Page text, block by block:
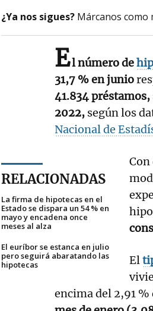
¿Ya nos sigues? Márcanos
El número de
31,7 % en junio
41.834
2022, según los
Nacional de
RELACIONADAS
La firma de hipotecas en el
Estado se dispara un 54 % en
mayo y encadena once
meses al alza
El euríbor se estanca en julio
pero seguirá abaratando las
hipotecas
Con
El
encima del 2,91